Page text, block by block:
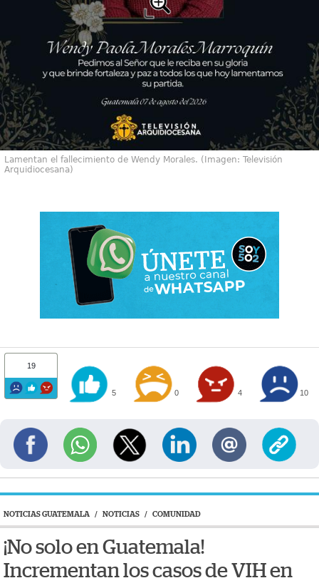
Lamentan el fallecimiento de Wendy Morales. (Imagen: Televisión
Arquidiocesana)
19
5 0 4 10
NOTICIAS GUATEMALA / NOTICIAS / COMUNIDAD
¡No solo en Guatemala!
Incrementan los casos de VIH en